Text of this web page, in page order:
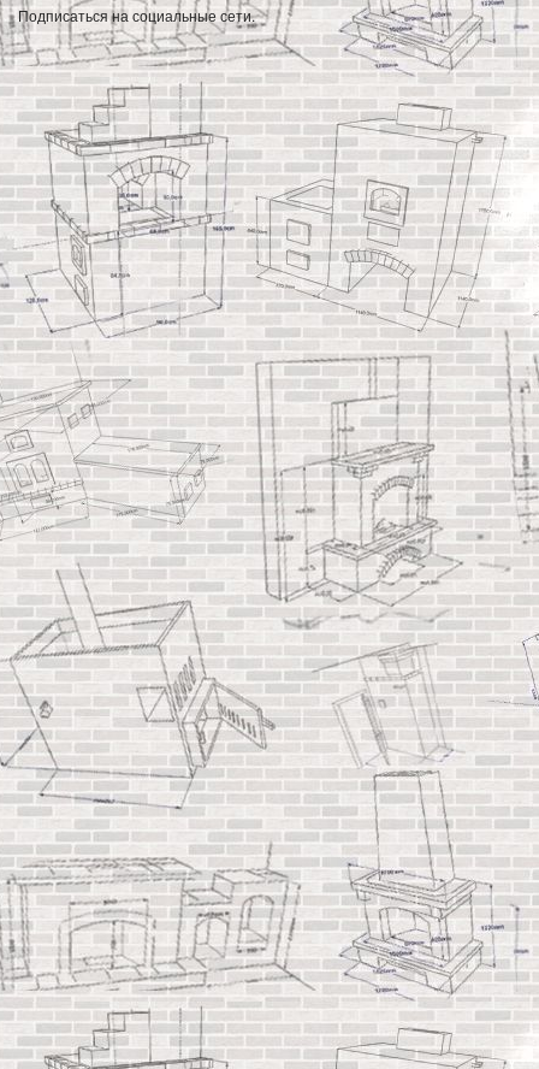
Подписаться на социальные сети.